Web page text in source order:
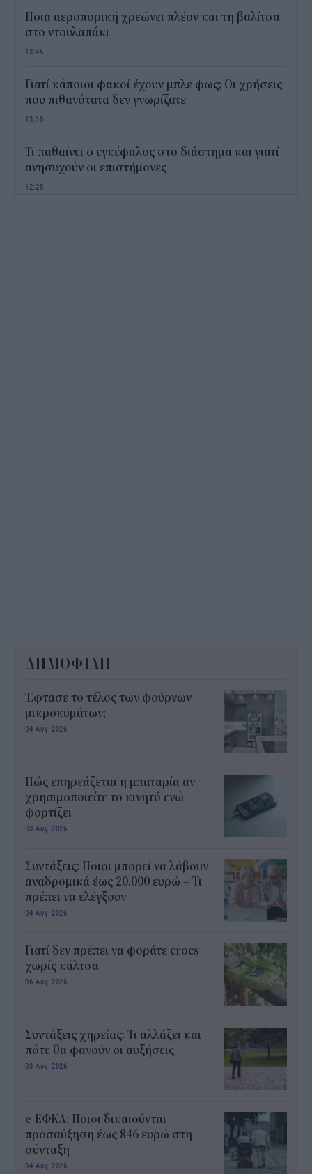
Ποια αεροπορική χρεώνει πλέον και τη βαλίτσα
στο ντουλαπάκι
13:45
Γιατί κάποιοι φακοί έχουν μπλε φως; Οι χρήσεις
που πιθανότατα δεν γνωρίζατε
13:10
Τι παθαίνει ο εγκέφαλος στο διάστημα και γιατί
ανησυχούν οι επιστήμονες
12:25
ΔΗΜΟΦΙΛΗ
Έφτασε το τέλος των φούρνων
μικροκυμάτων;
04 Αυγ 2026
Πώς επηρεάζεται η μπαταρία αν
χρησιμοποιείτε το κινητό ενώ
φορτίζει
03 Αυγ 2026
Συντάξεις: Ποιοι μπορεί να λάβουν
αναδρομικά έως 20.000 ευρώ – Τι
πρέπει να ελέγξουν
04 Αυγ 2026
Γιατί δεν πρέπει να φοράτε crocs
χωρίς κάλτσα
06 Αυγ 2026
Συντάξεις χηρείας: Τι αλλάζει και
πότε θα φανούν οι αυξήσεις
03 Αυγ 2026
e-ΕΦΚΑ: Ποιοι δικαιούνται
προσαύξηση έως 846 ευρώ στη
σύνταξη
04 Αυγ 2026